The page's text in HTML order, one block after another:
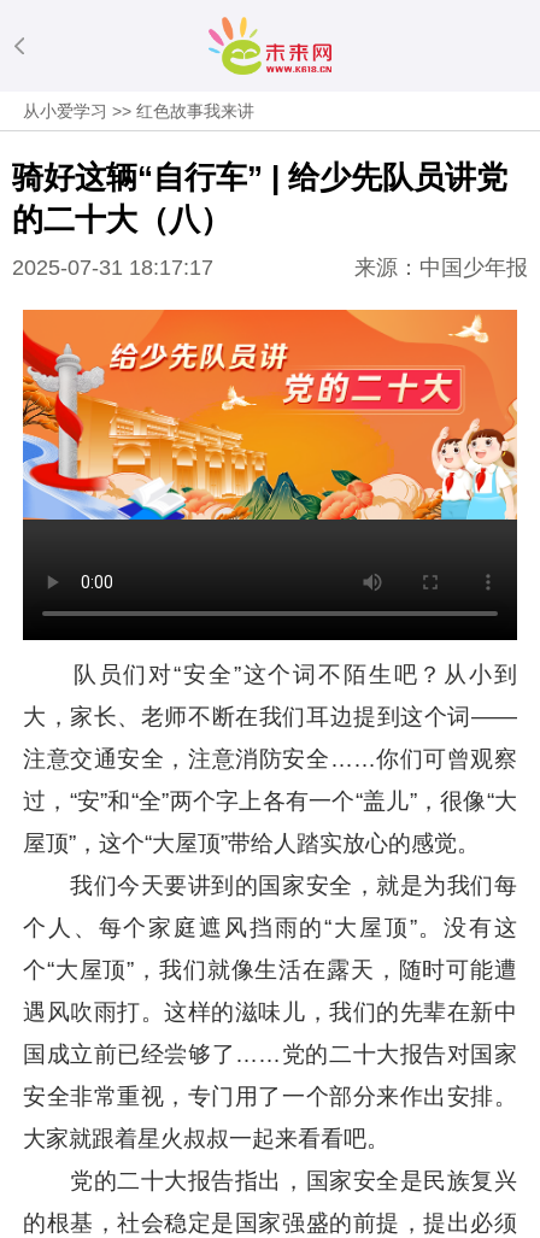
从小爱学习 >>红色故事我来讲
骑好这辆“自行车” | 给少先队员讲党
的二十大（八）
2025-07-31 18:17:17 来源：中国少年报
队员们对“安全”这个词不陌生吧？从小到
大，家长、老师不断在我们耳边提到这个词——
注意交通安全，注意消防安全……你们可曾观察
过，“安”和“全”两个字上各有一个“盖儿”，很像“大
屋顶”，这个“大屋顶”带给人踏实放心的感觉。
我们今天要讲到的国家安全，就是为我们每
个人、每个家庭遮风挡雨的“大屋顶”。没有这
个“大屋顶”，我们就像生活在露天，随时可能遭
遇风吹雨打。这样的滋味儿，我们的先辈在新中
国成立前已经尝够了……党的二十大报告对国家
安全非常重视，专门用了一个部分来作出安排。
大家就跟着星火叔叔一起来看看吧。
党的二十大报告指出，国家安全是民族复兴
的根基，社会稳定是国家强盛的前提，提出必须